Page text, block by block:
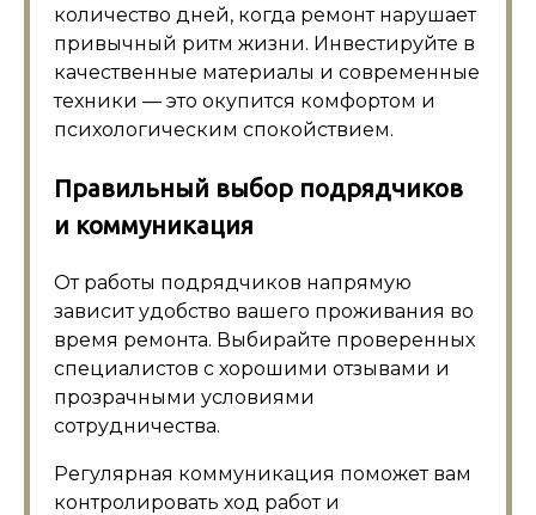
количество дней, когда ремонт нарушает
привычный ритм жизни. Инвестируйте в
качественные материалы и современные
техники — это окупится комфортом и
психологическим спокойствием.
Правильный выбор подрядчиков
и коммуникация
От работы подрядчиков напрямую
зависит удобство вашего проживания во
время ремонта. Выбирайте проверенных
специалистов с хорошими отзывами и
прозрачными условиями
сотрудничества.
Регулярная коммуникация поможет вам
контролировать ход работ и